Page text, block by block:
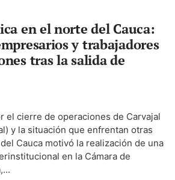
en el norte del Cauca:
y trabajadores
tras la salida de
el cierre de operaciones de Carvajal
y la situación que enfrentan otras
Cauca motivó la realización de una
en la Cámara de